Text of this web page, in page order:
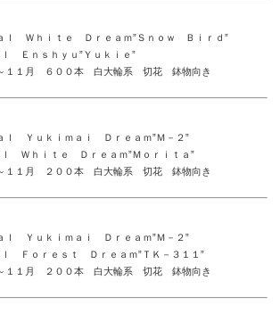
ｅ Ｄｒｅａｍ”Ｓｎｏｗ Ｂｉｒｄ”
ｈｙｕ”Ｙｕｋｉｅ”
１１月 ６００本 白大輪系 切花 鉢物向き
ｉｍａｉ Ｄｒｅａｍ”Ｍ－２”
ｔｅ Ｄｒｅａｍ”Ｍｏｒｉｔａ”
１１月 ２００本 白大輪系 切花 鉢物向き
ｉｍａｉ Ｄｒｅａｍ”Ｍ－２”
ｅｓｔ Ｄｒｅａｍ”ＴＫ－３１１”
１１月 ２００本 白大輪系 切花 鉢物向き